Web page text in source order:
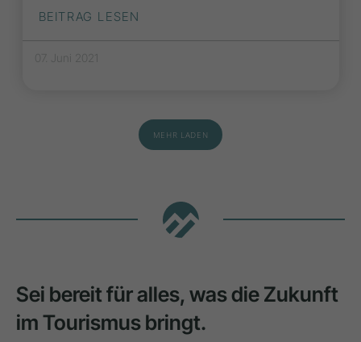
BEITRAG LESEN
07. Juni 2021
MEHR LADEN
Sei bereit für alles, was die Zukunft
im Tourismus bringt.